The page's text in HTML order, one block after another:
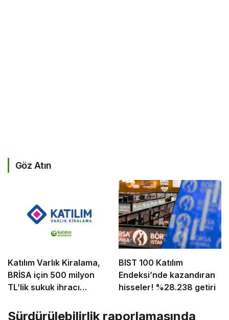
Göz Atın
Katılım Varlık Kiralama,
BRİSA için 500 milyon
TL’lik sukuk ihracı
BIST 100 Katılım
Endeksi’nde kazandıran
hisseler! %28.238 getiri
Sürdürülebilirlik raporlamasında